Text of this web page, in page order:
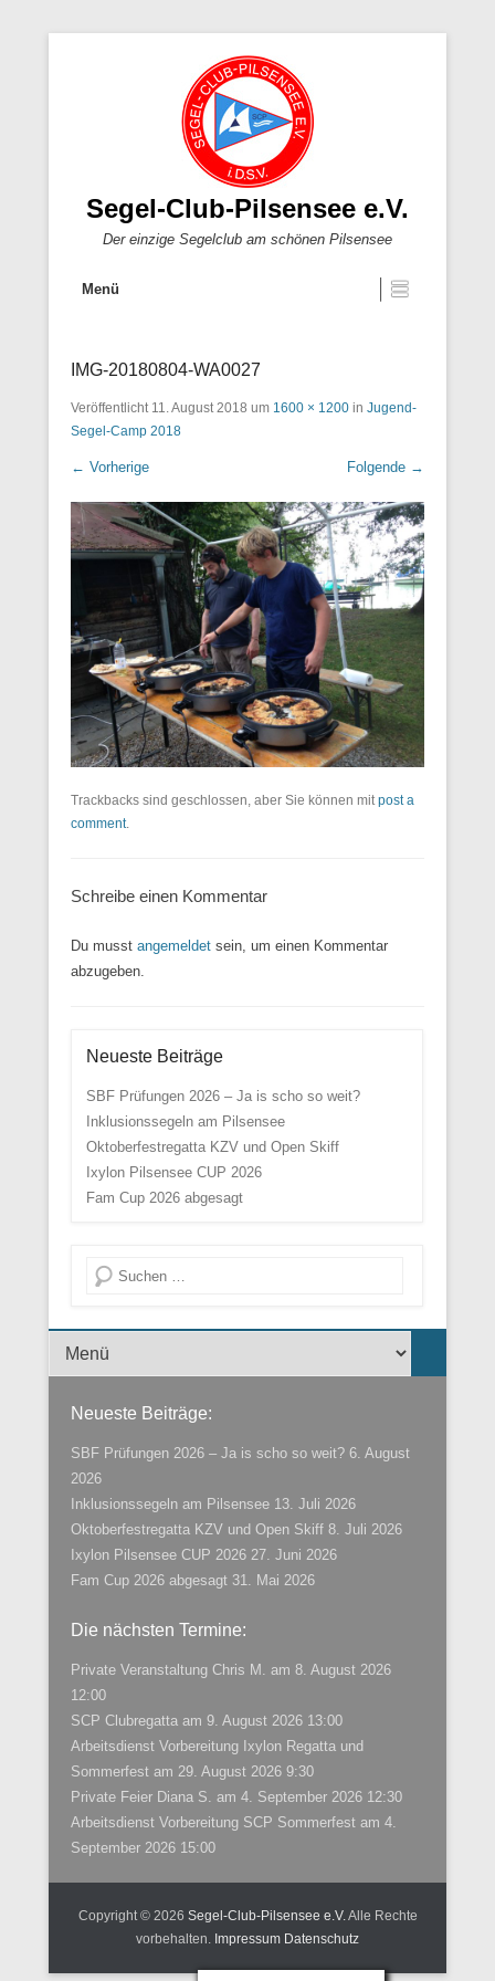
Segel-Club-Pilsensee e.V.
Der einzige Segelclub am schönen Pilsensee
Menü
IMG-20180804-WA0027
Veröffentlicht 11. August 2018 um 1600 × 1200 in Jugend-
Segel-Camp 2018
← Vorherige Folgende →
Trackbacks sind geschlossen, aber Sie können mitpost a
comment.
Schreibe einen Kommentar
Du musst angemeldet sein, um einen Kommentar
abzugeben.
Neueste Beiträge
SBF Prüfungen 2026 – Ja is scho so weit?
Inklusionssegeln am Pilsensee
Oktoberfestregatta KZV und Open Skiff
Ixylon Pilsensee CUP 2026
Fam Cup 2026 abgesagt
Suche
Menü der Fußzeile
Neueste Beiträge:
SBF Prüfungen 2026 – Ja is scho so weit? 6. August
2026
Inklusionssegeln am Pilsensee 13. Juli 2026
Oktoberfestregatta KZV und Open Skiff 8. Juli 2026
Ixylon Pilsensee CUP 2026 27. Juni 2026
Fam Cup 2026 abgesagt 31. Mai 2026
Die nächsten Termine:
Private Veranstaltung Chris M. am 8. August 2026
12:00
SCP Clubregatta am 9. August 2026 13:00
Arbeitsdienst Vorbereitung Ixylon Regatta und
Sommerfest am 29. August 2026 9:30
Private Feier Diana S. am 4. September 2026 12:30
Arbeitsdienst Vorbereitung SCP Sommerfest am 4.
September 2026 15:00
Copyright © 2026 Segel-Club-Pilsensee e.V.Alle Rechte
vorbehalten. Impressum Datenschutz